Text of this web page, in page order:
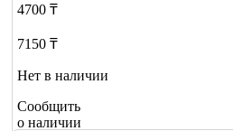
4700 ₸
7150 ₸
Нет в наличии
Сообщить
о наличии